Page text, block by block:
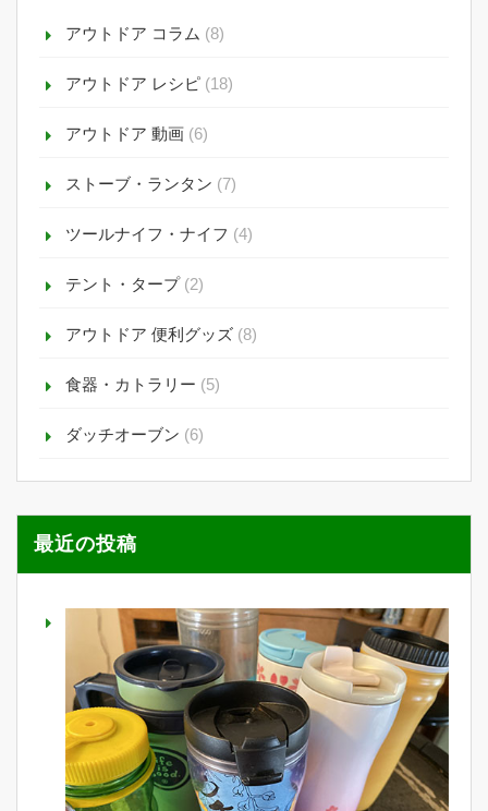
アウトドア コラム (8)
アウトドア レシピ (18)
アウトドア 動画 (6)
ストーブ・ランタン (7)
ツールナイフ・ナイフ (4)
テント・タープ(2)
アウトドア 便利グッズ (8)
食器・カトラリー (5)
ダッチオーブン (6)
最近の投稿